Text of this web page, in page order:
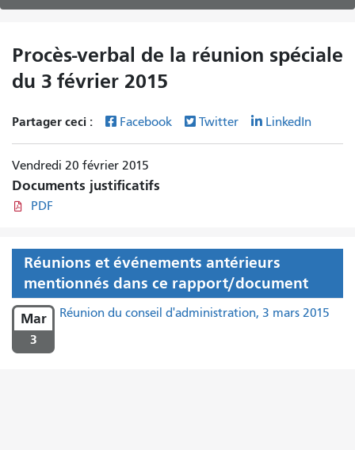
Procès-verbal de la réunion spéciale
du 3 février 2015
Partager ceci : Facebook Twitter LinkedIn
Vendredi 20 février 2015
Documents justificatifs
PDF
Réunions et événements antérieurs
mentionnés dans ce rapport/document
Mar
3
Réunion du conseil d'administration, 3 mars 2015